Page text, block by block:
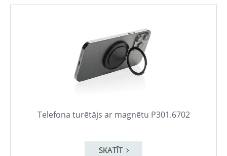
Telefona turētājs ar magnētu P301.6702
SKATĪT